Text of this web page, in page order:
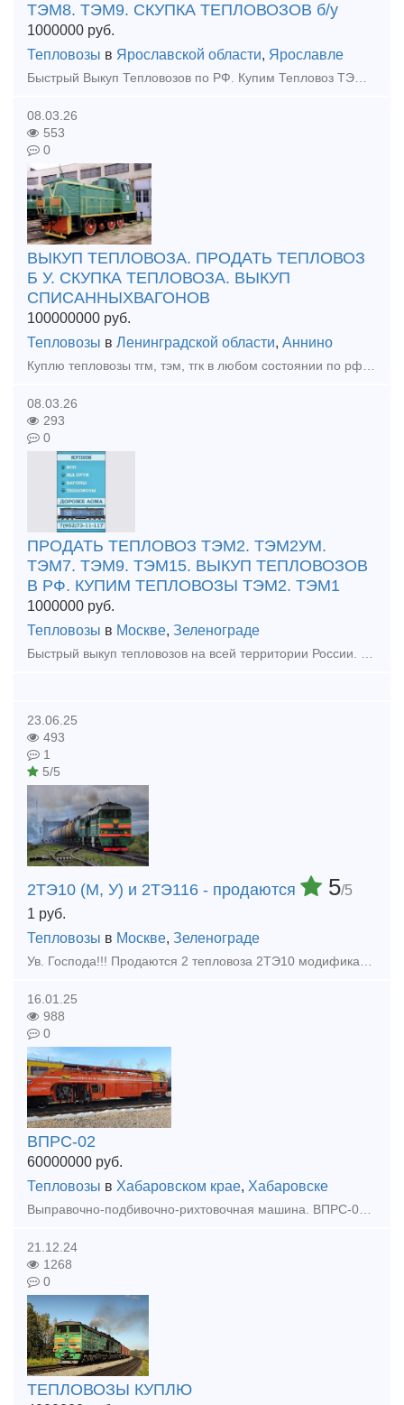
ТЭМ8. ТЭМ9. СКУПКА ТЕПЛОВОЗОВ б/у
1000000 руб.
Тепловозы в Ярославской области, Ярославле
Быстрый Выкуп Тепловозов по РФ. Купим Тепловоз ТЭМ. Выкуп Тепловоза ТГМ. Скупка тепловозов ТГК. Купим тепловозы б/у любых марок, в любом состоянии. Расчёт любым удобным для вас способом. Работаем по в
08.03.26
553
0
ВЫКУП ТЕПЛОВОЗА. ПРОДАТЬ ТЕПЛОВОЗ
Б У. СКУПКА ТЕПЛОВОЗА. ВЫКУП
СПИСАННЫХВАГОНОВ
100000000 руб.
Тепловозы в Ленинградской области, Аннино
Куплю тепловозы тгм, тэм, тгк в любом состоянии по рф Расчет любым удобным для вас способом. 89527311117 вотсап телеграмм.
08.03.26
293
0
ПРОДАТЬ ТЕПЛОВОЗ ТЭМ2. ТЭМ2УМ.
ТЭМ7. ТЭМ9. ТЭМ15. ВЫКУП ТЕПЛОВОЗОВ
В РФ. КУПИМ ТЕПЛОВОЗЫ ТЭМ2. ТЭМ1
1000000 руб.
Тепловозы в Москве, Зеленограде
Быстрый выкуп тепловозов на всей территории России. Покупаем Тепловозы ТГМ. ТЭМ. ТГК. Купим списанные вагоны платформы, хопперы, цистерны, грузовые вагоны. Выкуп колесных пар вагонов. Покупае
23.06.25
493
1
5/5
2ТЭ10 (М, У) и 2ТЭ116 - продаются 5/5
1 руб.
Тепловозы в Москве, Зеленограде
Ув. Господа!!! Продаются 2 тепловоза 2ТЭ10 модификации М и У. А также тепловоз 2ТЭ116. Говорю заранее - справок не даем!! Фото не высылаем!! Если у Вас есть необходимость в приобретении данной техни
16.01.25
988
0
ВПРС-02
60000000 руб.
Тепловозы в Хабаровском крае, Хабаровске
Выправочно-подбивочно-рихтовочная машина. ВПРС-02 №159 (19550003) 2011 года выпуска, ТР2 на Калужском заводе январь 2021 года, общая наработка 15586 машино-часов КИС- Матэск Цена 60 000 000,00
21.12.24
1268
0
ТЕПЛОВОЗЫ КУПЛЮ